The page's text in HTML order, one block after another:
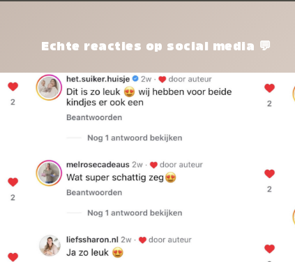
Echte reacties op social media 💬